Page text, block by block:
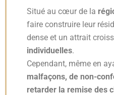
Situé au cœur de la
faire construire leur
dense et un attrait
individuelles.
Cependant, même en
malfaçons, de non-
retarder la remise des